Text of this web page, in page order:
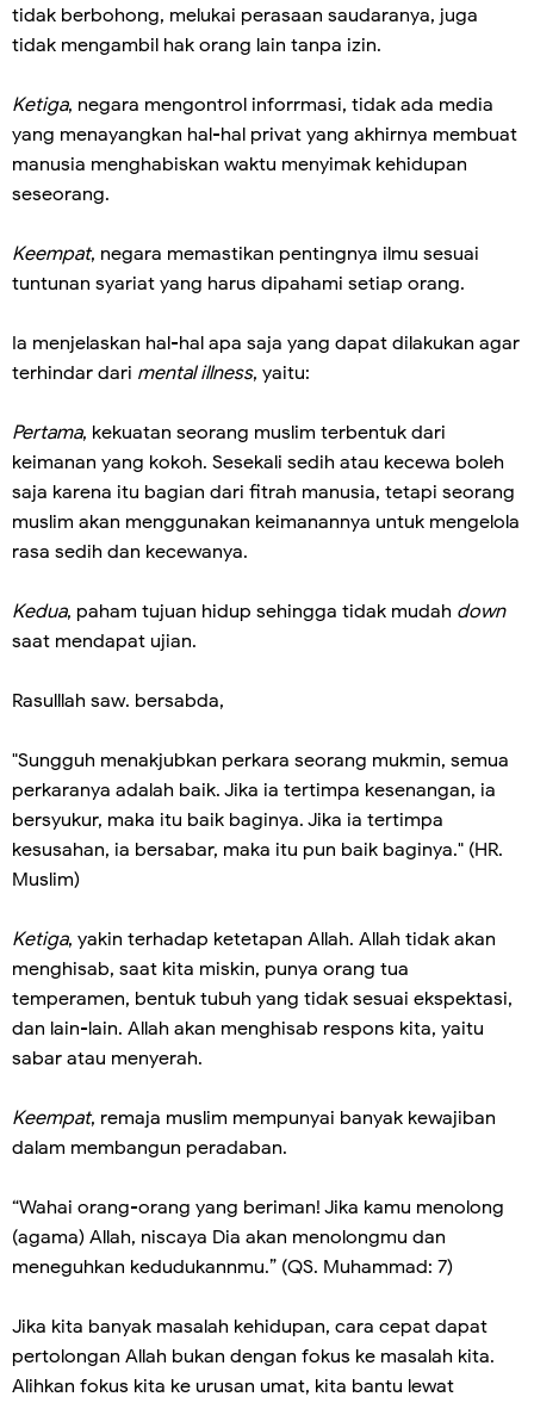
tidak berbohong, melukai perasaan saudaranya, juga
tidak mengambil hak orang lain tanpa izin.
Ketiga, negara mengontrol inforrmasi, tidak ada media
yang menayangkan hal-hal privat yang akhirnya membuat
manusia menghabiskan waktu menyimak kehidupan
seseorang.
Keempat, negara memastikan pentingnya ilmu sesuai
tuntunan syariat yang harus dipahami setiap orang.
Ia menjelaskan hal-hal apa saja yang dapat dilakukan agar
terhindar dari mental illness, yaitu:
Pertama, kekuatan seorang muslim terbentuk dari
keimanan yang kokoh. Sesekali sedih atau kecewa boleh
saja karena itu bagian dari fitrah manusia, tetapi seorang
muslim akan menggunakan keimanannya untuk mengelola
rasa sedih dan kecewanya.
Kedua, paham tujuan hidup sehingga tidak mudah down
saat mendapat ujian.
Rasulllah saw. bersabda,
"Sungguh menakjubkan perkara seorang mukmin, semua
perkaranya adalah baik. Jika ia tertimpa kesenangan, ia
bersyukur, maka itu baik baginya. Jika ia tertimpa
kesusahan, ia bersabar, maka itu pun baik baginya." (HR.
Muslim)
Ketiga, yakin terhadap ketetapan Allah. Allah tidak akan
menghisab, saat kita miskin, punya orang tua
temperamen, bentuk tubuh yang tidak sesuai ekspektasi,
dan lain-lain. Allah akan menghisab respons kita, yaitu
sabar atau menyerah.
Keempat, remaja muslim mempunyai banyak kewajiban
dalam membangun peradaban.
“Wahai orang-orang yang beriman! Jika kamu menolong
(agama) Allah, niscaya Dia akan menolongmu dan
meneguhkan kedudukannmu.” (QS. Muhammad: 7)
Jika kita banyak masalah kehidupan, cara cepat dapat
pertolongan Allah bukan dengan fokus ke masalah kita.
Alihkan fokus kita ke urusan umat, kita bantu lewat